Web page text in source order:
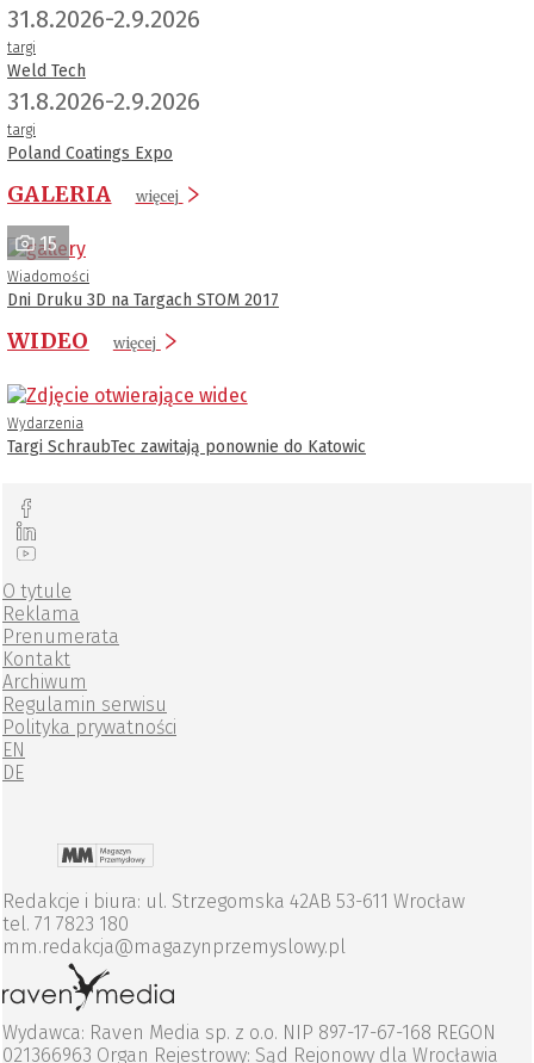
31.8.2026-2.9.2026
targi
Weld Tech
31.8.2026-2.9.2026
targi
Poland Coatings Expo
GALERIA więcej
15
Wiadomości
Dni Druku 3D na Targach STOM 2017
WIDEO więcej
Wydarzenia
Targi SchraubTec zawitają ponownie do Katowic
O tytule
Reklama
Prenumerata
Kontakt
Archiwum
Regulamin serwisu
Polityka prywatności
EN
DE
Redakcje i biura: ul. Strzegomska 42AB 53-611 Wrocław
tel. 71 7823 180
mm.redakcja@magazynprzemyslowy.pl
Wydawca: Raven Media sp. z o.o. NIP 897-17-67-168 REGON
021366963 Organ Rejestrowy: Sąd Rejonowy dla Wrocławia